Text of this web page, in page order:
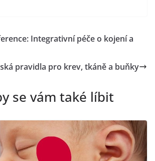
l s
p
y
n
Integrativní péče o kojení a
pravidla pro krev, tkáně a buňky
se vám také líbit